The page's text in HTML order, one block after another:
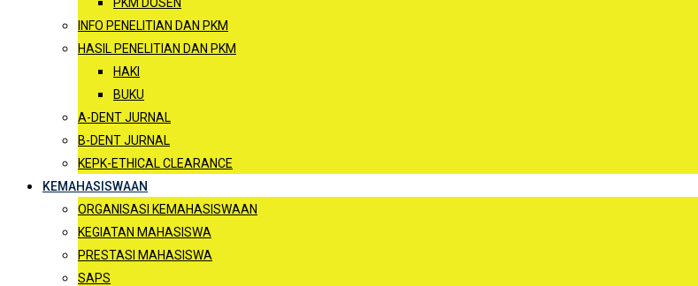
INFO PENELITIAN DAN PKM
HASIL PENELITIAN DAN PKM
HAKI
BUKU
A-DENT JURNAL
B-DENT JURNAL
KEPK-ETHICAL CLEARANCE
KEMAHASISWAAN
ORGANISASI KEMAHASISWAAN
KEGIATAN MAHASISWA
PRESTASI MAHASISWA
SAPS